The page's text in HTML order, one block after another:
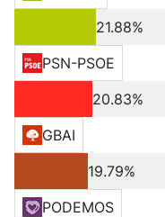
21.88%
PSN-PSOE
20.83%
GBAI
19.79%
PODEMOS